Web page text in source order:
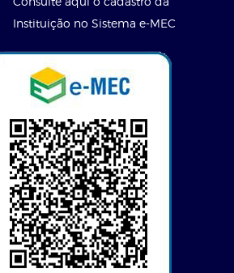
Instituição no Sistema e-MEC